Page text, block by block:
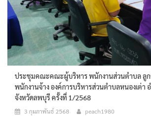
ประชุมคณะคณะผู้บริหาร พนักงานส่วนตำบล ลูก
พนักงานจ้าง องค์การบริหารส่วนตำบลหนองเต่า
จังหวัดลพบุรี ครั้งที่ 1/2568
3 กุมภาพันธ์ 2568 peach1980